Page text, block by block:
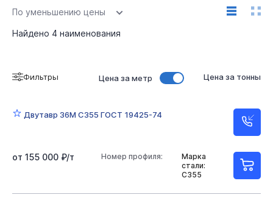
По уменьшению цены
Найдено 4 наименования
Фильтры Цена за метр Цена за тонны
Двутавр 36М С355 ГОСТ 19425-74
Марка
стали:
С355
Номер профиля:
от 155 000 ₽/т